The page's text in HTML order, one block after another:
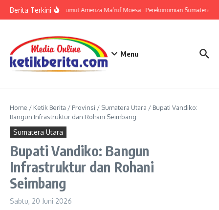
Berita TerkiniKPwBI Sumut Ameriza Ma’ruf Moesa : Perekonomian Sumatera
Menu
Home / Ketik Berita / Provinsi / Sumatera Utara / Bupati Vandiko:
Bangun Infrastruktur dan Rohani Seimbang
Sumatera Utara
Bupati Vandiko: Bangun
Infrastruktur dan Rohani
Seimbang
Sabtu, 20 Juni 2026